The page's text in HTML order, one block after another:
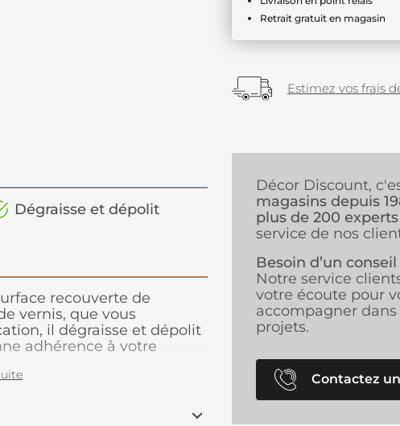
Retrait gratuit en magasin
Estimez vos frais
Dégraisse et dépolit
recouverte de
vernis, que vous
il dégraisse et dépolit
adhérence à votre
recouvrable par toutes les
Décor Discount,
magasins depuis
plus de 200 experts
service de nos
Besoin d’un
Notre service
votre écoute pour
accompagner dans
projets.
Contactez